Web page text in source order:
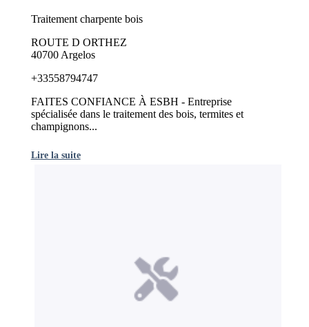
Traitement charpente bois
ROUTE D ORTHEZ
40700 Argelos
+33558794747
FAITES CONFIANCE À ESBH - Entreprise
spécialisée dans le traitement des bois, termites et
champignons...
Lire la suite